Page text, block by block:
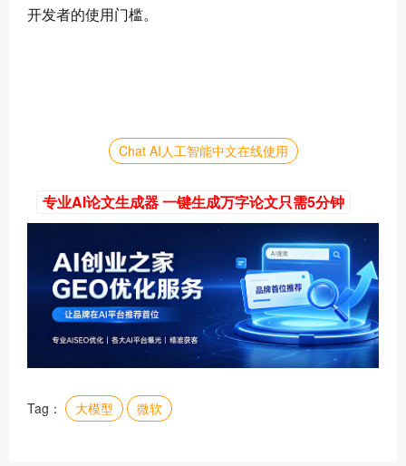
开发者的使用门槛。
Chat AI人工智能中文在线使用
专业AI论文生成器 一键生成万字论文只需5分钟
Tag： 大模型 微软